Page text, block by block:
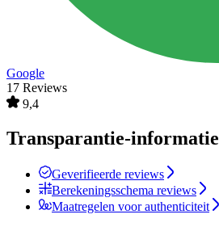
Google
17 Reviews
9,4
Transparantie-informatie
Geverifieerde reviews
Berekeningsschema reviews
Maatregelen voor authenticiteit